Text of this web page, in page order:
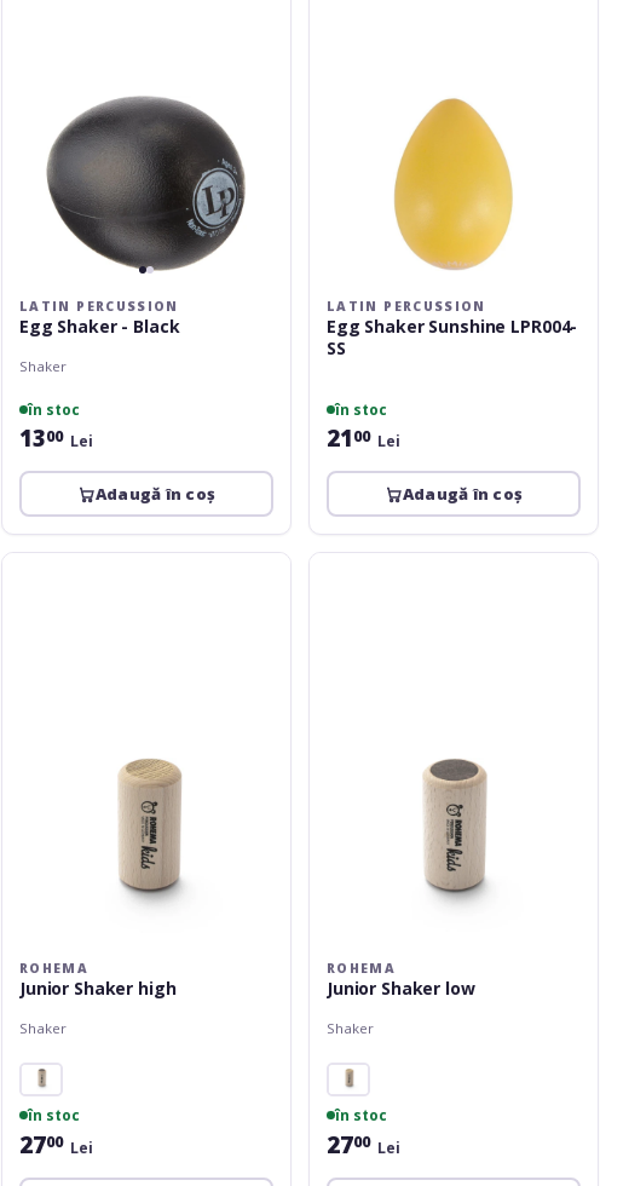
LATIN PERCUSSION
Egg Shaker - Black
Shaker
în stoc
1300 Lei
Adaugă în coș
LATIN PERCUSSION
Egg Shaker Sunshine LPR004-
SS
în stoc
2100 Lei
Adaugă în coș
Rohema
ROHEMA
Junior Shaker high
Shaker
în stoc
2700 Lei
Rohema
ROHEMA
Junior Shaker low
Shaker
în stoc
2700 Lei